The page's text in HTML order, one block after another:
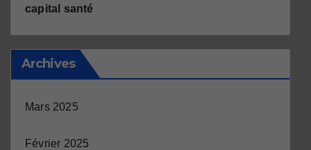
capital santé
Archives
Mars 2025
Février 2025